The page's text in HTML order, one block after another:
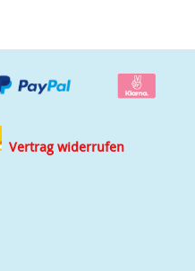
Vertrag widerrufen